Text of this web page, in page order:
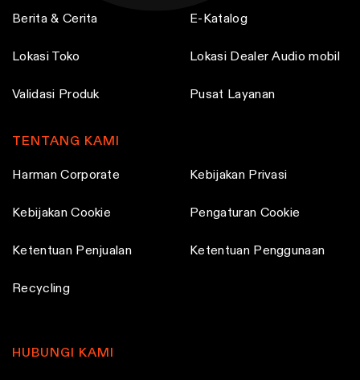
Berita & Cerita E-Katalog
Lokasi Toko Lokasi Dealer Audio mobil
Validasi Produk Pusat Layanan
TENTANG KAMI
Harman Corporate Kebijakan Privasi
Kebijakan Cookie Pengaturan Cookie
Ketentuan Penjualan Ketentuan Penggunaan
Recycling
HUBUNGI KAMI